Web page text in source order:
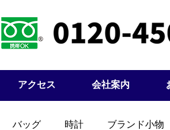
アクセス 会社案内
バッグ 時計 ブランド小物